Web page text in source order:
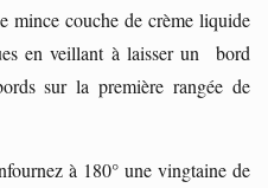
mince couche de crème liquide
en veillant à laisser un bord
sur la première rangée de
à 180° une vingtaine de